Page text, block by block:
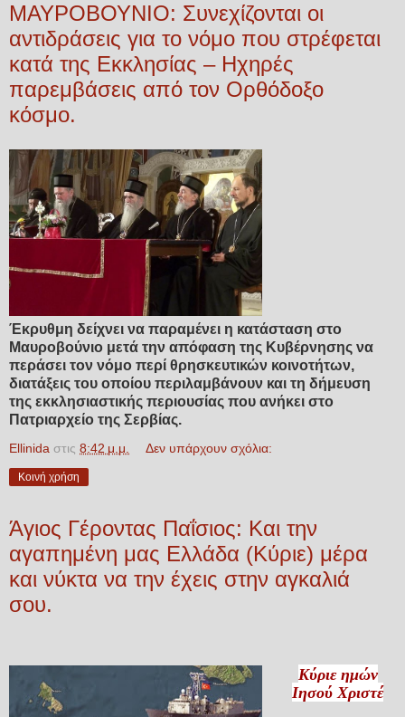
ΜΑΥΡΟΒΟΥΝΙΟ: Συνεχίζονται οι
αντιδράσεις για το νόμο που στρέφεται
κατά της Εκκλησίας – Ηχηρές
παρεμβάσεις από τον Ορθόδοξο
κόσμο.
Έκρυθμη δείχνει να παραμένει η κατάσταση στο
Μαυροβούνιο μετά την απόφαση της Κυβέρνησης να
περάσει τον νόμο περί θρησκευτικών κοινοτήτων,
διατάξεις του οποίου περιλαμβάνουν και τη δήμευση
της εκκλησιαστικής περιουσίας που ανήκει στο
Πατριαρχείο της Σερβίας.
Ellinida στις 8:42 μ.μ. Δεν υπάρχουν σχόλια:
Κοινή χρήση
Άγιος Γέροντας Παΐσιος: Και την
αγαπημένη μας Ελλάδα (Κύριε) μέρα
και νύκτα να την έχεις στην αγκαλιά
σου.
Κύριε ημών
Ιησού Χριστέ